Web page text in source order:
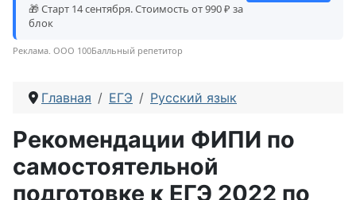
🎁 Старт 14 сентября. Стоимость от 990 ₽ за
блок
Реклама. ООО 100Балльный репетитор
Главная ЕГЭ Русский язык
Рекомендации ФИПИ по
самостоятельной
подготовке к ЕГЭ 2022 по